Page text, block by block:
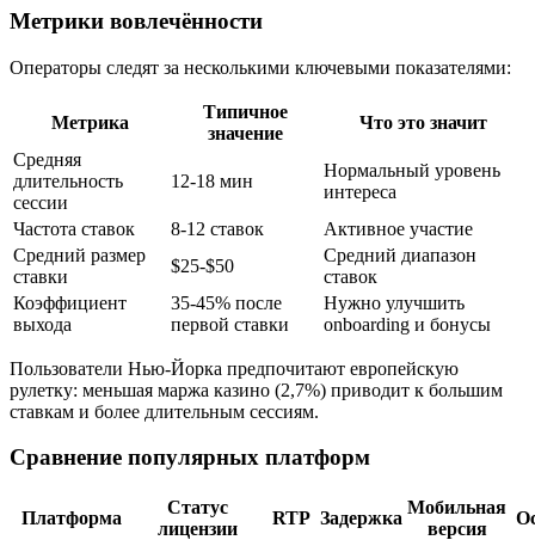
Метрики вовлечённости
Операторы следят за несколькими ключевыми показателями:
Метрика
Типичное
значение
Что это значит
Средняя
длительность
сессии
12-18 мин
Нормальный уровень
интереса
Частота ставок
8-12 ставок
Активное участие
Средний размер
ставки
$25-$50
Средний диапазон
ставок
Коэффициент
выхода
35-45% после
первой ставки
Нужно улучшить
onboarding и бонусы
Пользователи Нью‑Йорка предпочитают европейскую
рулетку: меньшая маржа казино (2,7%) приводит к большим
ставкам и более длительным сессиям.
Сравнение популярных платформ
Платформа
Статус
лицензии
RTP Задержка
Мобильная
версия